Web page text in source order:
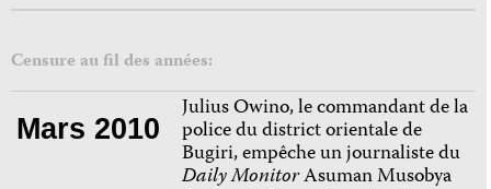
Censure au fil des années:
Mars 2010
Julius Owino, le commandant de la
police du district orientale de
Bugiri, empêche un journaliste du
Daily MonitorAsuman Musobya